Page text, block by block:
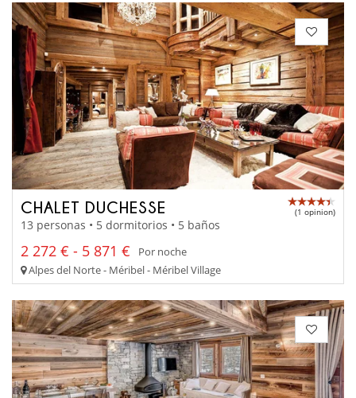
CHALET DUCHESSE (1 opinion)
13 personas • 5 dormitorios • 5 baños
2 272 € - 5 871 €
Por noche
Alpes del Norte - Méribel - Méribel Village